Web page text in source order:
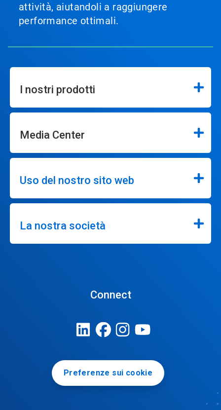
attività, aiutandoli a raggiungere
performance ottimali.
I nostri prodotti
Media Center
Uso del nostro sito web
La nostra società
Connect
Preferenze sui cookie